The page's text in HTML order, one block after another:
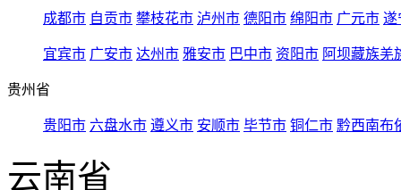
成都市 自贡市 攀枝花市 泸州市 德阳市 绵阳市 广元市 遂
宜宾市 广安市 达州市 雅安市 巴中市 资阳市 阿坝藏族羌
贵州省
贵阳市 六盘水市 遵义市 安顺市 毕节市 铜仁市 黔西南布
云南省